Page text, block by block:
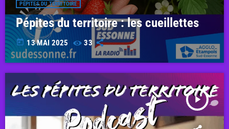
PÉPITES DU TERRITOIRE
Pépites du territoire : les cueillettes
today 13 MAI 2025 33
play_arrow